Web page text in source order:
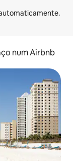
num Airbnb